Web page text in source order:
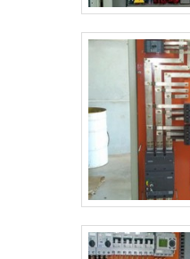
de alta qualidade onde
Amplo estoque de
reposição;
tem a solução ideal
conserto. Prezando
traz inovações e
starter e manutenção
de uma empresa